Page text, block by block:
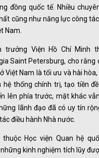
đồng quốc tế. Nhiều
cũng như năng lực công
Nam.
trưởng Viện Hồ Chí Minh
Saint Petersburg, cho rằng
Việt Nam là tối ưu và hài
thống chính trị, tạo tiền
lên phía trước, mặt khác
lãnh đạo đã có uy tín
điều hành Nhà nước.
thuộc Học viện Quan hệ
kinh nghiệm tích lũy